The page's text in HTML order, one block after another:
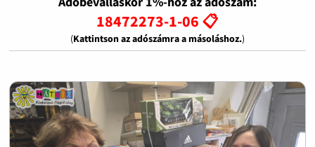
18472273-1-06 📋
(Kattintson az adószámra a másoláshoz.)